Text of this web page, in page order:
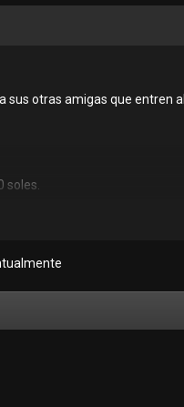
sus otras amigas que entren al
soles.